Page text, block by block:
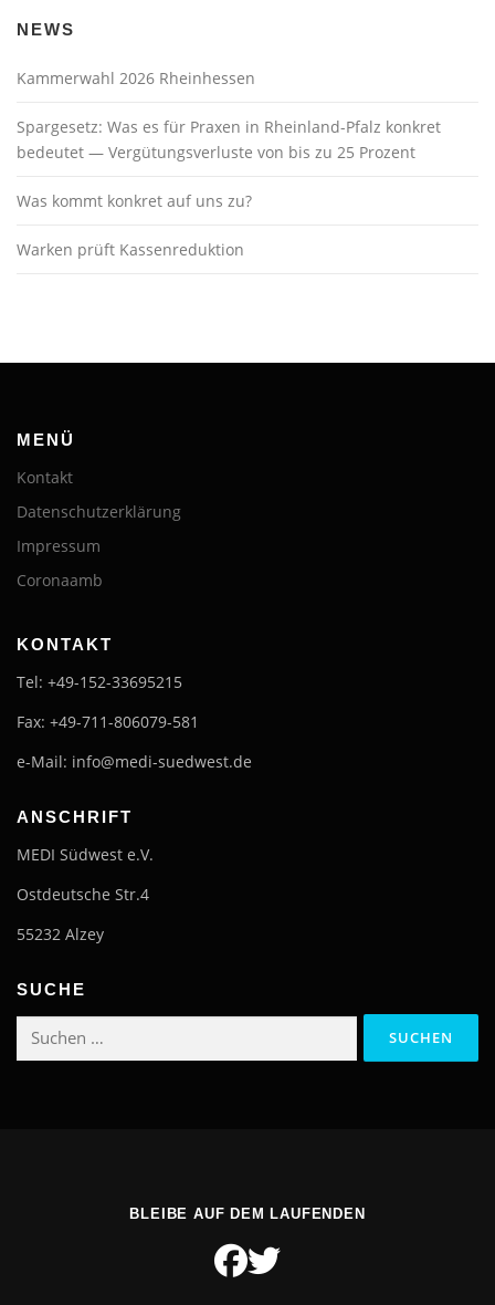
NEWS
Kammerwahl 2026 Rheinhessen
Spargesetz: Was es für Praxen in Rheinland-Pfalz konkret
bedeutet — Vergütungsverluste von bis zu 25 Prozent
Was kommt konkret auf uns zu?
Warken prüft Kassenreduktion
MENÜ
Kontakt
Datenschutzerklärung
Impressum
Coronaamb
KONTAKT
Tel: +49-152-33695215
Fax: +49-711-806079-581
e-Mail: info@medi-suedwest.de
ANSCHRIFT
MEDI Südwest e.V.
Ostdeutsche Str.4
55232 Alzey
SUCHE
Suchen
BLEIBE AUF DEM LAUFENDEN